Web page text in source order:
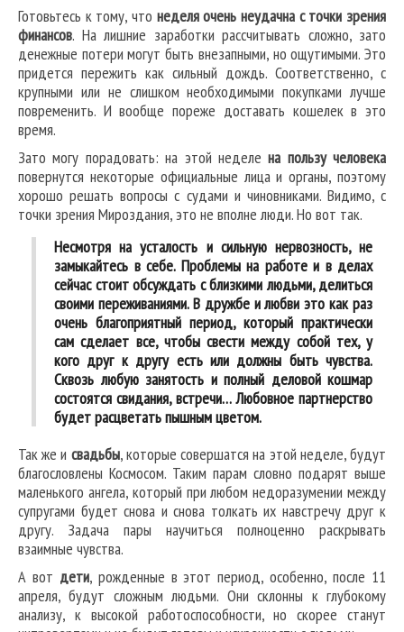
Готовьтесь к тому, что неделя очень неудачна с точки зрения
финансов. На лишние заработки рассчитывать сложно, зато
денежные потери могут быть внезапными, но ощутимыми. Это
придется пережить как сильный дождь. Соответственно, с
крупными или не слишком необходимыми покупками лучше
повременить. И вообще пореже доставать кошелек в это
время.
Зато могу порадовать: на этой неделена пользу человека
повернутся некоторые официальные лица и органы, поэтому
хорошо решать вопросы с судами и чиновниками. Видимо, с
точки зрения Мироздания, это не вполне люди. Но вот так.
Несмотря на усталость и сильную нервозность, не
замыкайтесь в себе. Проблемы на работе и в делах
сейчас стоит обсуждать с близкими людьми, делиться
своими переживаниями. В дружбе и любви это как раз
очень благоприятный период, который практически
сам сделает все, чтобы свести между собой тех, у
кого друг к другу есть или должны быть чувства.
Сквозь любую занятость и полный деловой кошмар
состоятся свидания, встречи… Любовное партнерство
будет расцветать пышным цветом.
Так же и свадьбы, которые совершатся на этой неделе, будут
благословлены Космосом. Таким парам словно подарят выше
маленького ангела, который при любом недоразумении между
супругами будет снова и снова толкать их навстречу друг к
другу. Задача пары научиться полноценно раскрывать
взаимные чувства.
А вот дети, рожденные в этот период, особенно, после 11
апреля, будут сложным людьми. Они склонны к глубокому
анализу, к высокой работоспособности, но скорее станут